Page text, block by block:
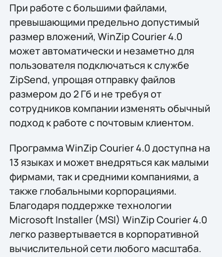
При работе с большими файлами,
превышающими предельно допустимый
размер вложений, WinZip Courier 4.0
может автоматически и незаметно для
пользователя подключаться к службе
ZipSend, упрощая отправку файлов
размером до 2 Гб и не требуя от
сотрудников компании изменять обычный
подход к работе с почтовым клиентом.
Программа WinZip Courier 4.0 доступна на
13 языках и может внедряться как малыми
фирмами, так и средними компаниями, а
также глобальными корпорациями.
Благодаря поддержке технологии
Microsoft Installer (MSI) WinZip Courier 4.0
легко развертывается в корпоративной
вычислительной сети любого масштаба.